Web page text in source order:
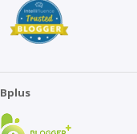
Bplus